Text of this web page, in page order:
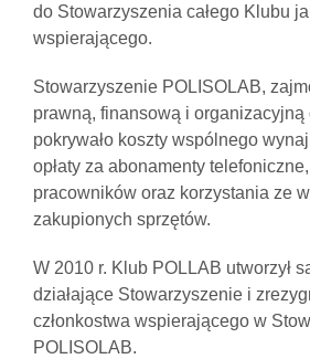
do Stowarzyszenia całego Klubu
wspierającego.
Stowarzyszenie POLISOLAB,
prawną, finansową i
pokrywało koszty wspólnego
opłaty za abonamenty
pracowników oraz korzystania ze
zakupionych sprzętów.
W 2010 r. Klub POLLAB utworzył
działające Stowarzyszenie i
członkostwa wspierającego w
POLISOLAB.